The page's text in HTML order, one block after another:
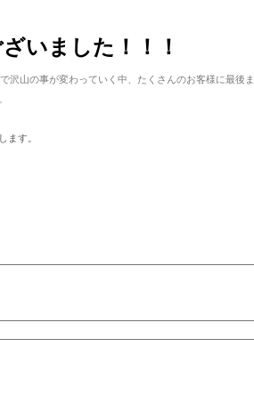
いました！！！
沢山の事が変わっていく中、たくさんのお客様に最後
ます。